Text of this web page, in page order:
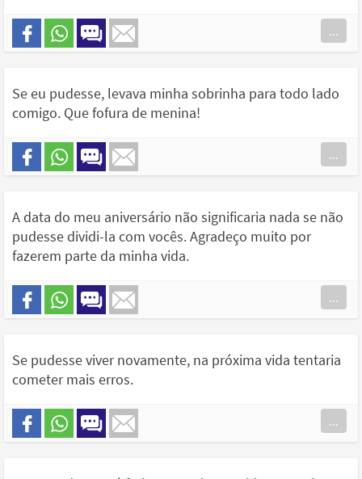
...
Se eu pudesse, levava minha sobrinha para todo lado
comigo. Que fofura de menina!
...
A data do meu aniversário não significaria nada se não
pudesse dividi-la com vocês. Agradeço muito por
fazerem parte da minha vida.
...
Se pudesse viver novamente, na próxima vida tentaria
cometer mais erros.
...